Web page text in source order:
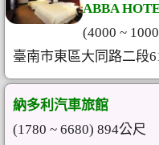
ABBA
(4000 ~
臺南市東區大同路二段
納多利汽車旅館
(1780 ~ 6680) 894公尺